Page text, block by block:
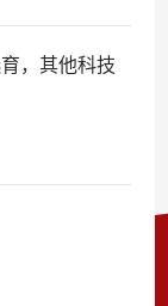
，其他科技